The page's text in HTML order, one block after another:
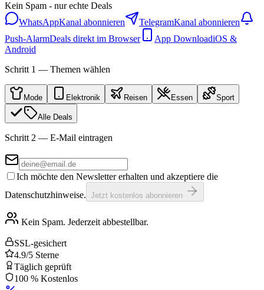
Kein Spam - nur echte Deals
WhatsAppKanal abonnieren TelegramKanal abonnieren
Push-AlarmDeals direkt im Browser App DownloadiOS &
Android
Schritt 1 — Themen wählen
Mode Elektronik Reisen Essen Sport
Alle Deals
Schritt 2 — E-Mail eintragen
Ich möchte den Newsletter erhalten und akzeptiere die
Datenschutzhinweise. Jetzt kostenlos abonnieren
Kein Spam. Jederzeit abbestellbar.
SSL-gesichert
4.9/5 Sterne
Täglich geprüft
100 % Kostenlos